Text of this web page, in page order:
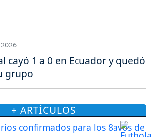
cayó 1 a 0 en Ecuador y quedó
grupo
+ ARTÍCULOS